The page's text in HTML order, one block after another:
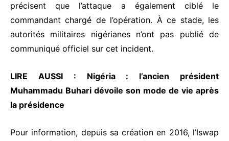
précisent que l’attaque a également ciblé le
commandant chargé de l’opération. À ce stade, les
autorités militaires nigérianes n’ont pas publié de
communiqué officiel sur cet incident.
LIRE AUSSI : Nigéria : l’ancien président
Muhammadu Buhari dévoile son mode de vie après
la présidence
Pour information, depuis sa création en 2016, l’Iswap